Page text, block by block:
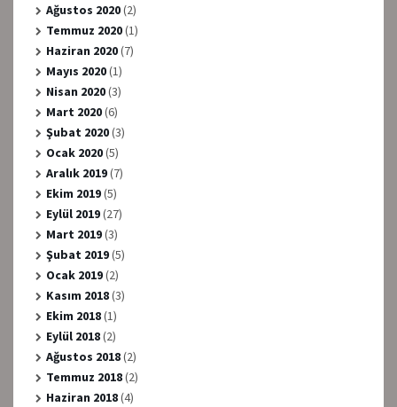
Ağustos 2020(2)
Temmuz 2020(1)
Haziran 2020(7)
Mayıs 2020(1)
Nisan 2020(3)
Mart 2020(6)
Şubat 2020(3)
Ocak 2020(5)
Aralık 2019(7)
Ekim 2019(5)
Eylül 2019(27)
Mart 2019(3)
Şubat 2019(5)
Ocak 2019(2)
Kasım 2018(3)
Ekim 2018(1)
Eylül 2018(2)
Ağustos 2018(2)
Temmuz 2018(2)
Haziran 2018(4)